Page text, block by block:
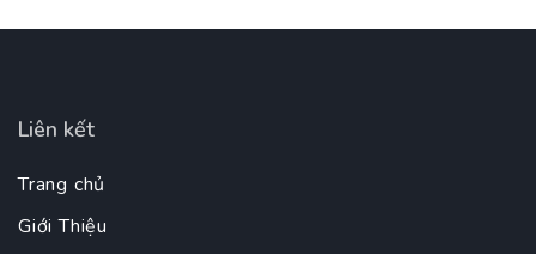
Liên kết
Trang chủ
Giới Thiệu